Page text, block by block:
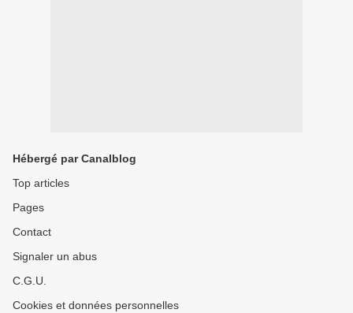
Hébergé par Canalblog
Top articles
Pages
Contact
Signaler un abus
C.G.U.
Cookies et données personnelles